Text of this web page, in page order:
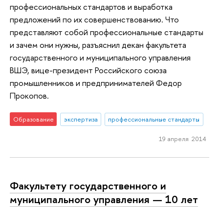
профессиональных стандартов и выработка
предложений по их совершенствованию. Что
представляют собой профессиональные стандарты
и зачем они нужны, разъяснил декан факультета
государственного и муниципального управления
ВШЭ, вице-президент Российского союза
промышленников и предпринимателей Федор
Прокопов.
Образование экспертиза профессиональные стандарты
19 апреля 2014
Факультету государственного и
муниципального управления — 10 лет